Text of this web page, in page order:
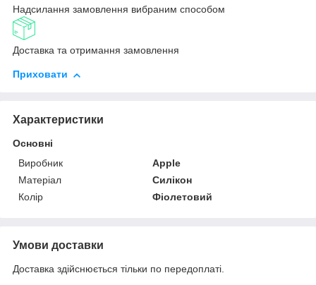
Надсилання замовлення вибраним способом
Доставка та отримання замовлення
Приховати
Характеристики
Основні
Виробник
Apple
Матеріал
Силікон
Колір
Фіолетовий
Умови доставки
Доставка здійснюється тільки по передоплаті.